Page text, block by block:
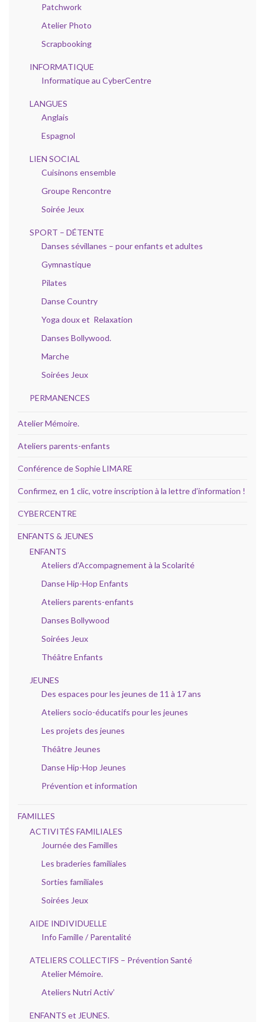
Patchwork
Atelier Photo
Scrapbooking
INFORMATIQUE
Informatique au CyberCentre
LANGUES
Anglais
Espagnol
LIEN SOCIAL
Cuisinons ensemble
Groupe Rencontre
Soirée Jeux
SPORT – DÉTENTE
Danses sévillanes – pour enfants et adultes
Gymnastique
Pilates
Danse Country
Yoga doux et Relaxation
Danses Bollywood.
Marche
Soirées Jeux
PERMANENCES
Atelier Mémoire.
Ateliers parents-enfants
Conférence de Sophie LIMARE
Confirmez, en 1 clic, votre inscription à la lettre d’information !
CYBERCENTRE
ENFANTS & JEUNES
ENFANTS
Ateliers d’Accompagnement à la Scolarité
Danse Hip-Hop Enfants
Ateliers parents-enfants
Danses Bollywood
Soirées Jeux
Théâtre Enfants
JEUNES
Des espaces pour les jeunes de 11 à 17 ans
Ateliers socio-éducatifs pour les jeunes
Les projets des jeunes
Théâtre Jeunes
Danse Hip-Hop Jeunes
Prévention et information
FAMILLES
ACTIVITÉS FAMILIALES
Journée des Familles
Les braderies familiales
Sorties familiales
Soirées Jeux
AIDE INDIVIDUELLE
Info Famille / Parentalité
ATELIERS COLLECTIFS – Prévention Santé
Atelier Mémoire.
Ateliers Nutri Activ’
ENFANTS et JEUNES.